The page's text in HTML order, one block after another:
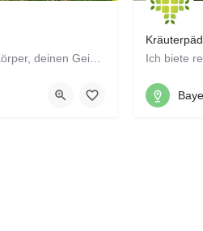
0151